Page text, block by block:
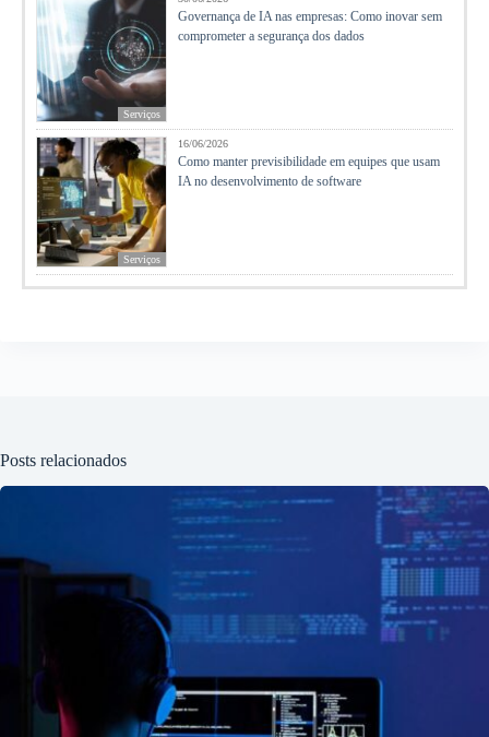
Serviços
Governança de IA nas empresas: Como inovar sem
comprometer a segurança dos dados
Serviços
16/06/2026
Como manter previsibilidade em equipes que usam
IA no desenvolvimento de software
Posts relacionados